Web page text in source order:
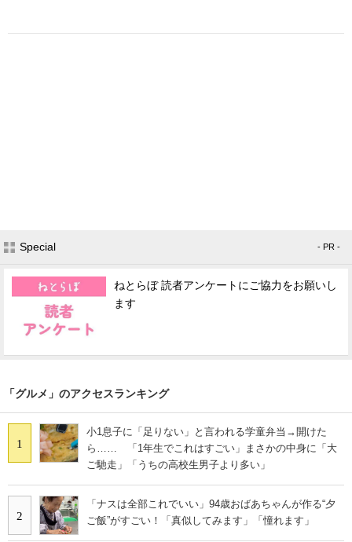
Special - PR -
ねとらぼ 読者アンケートにご協力をお願いし
ます
「グルメ」のアクセスランキング
1
小1息子に「足りない」と言われる学童弁当→開けた
ら…… 「1年生でこれはすごい」まさかの中身に「大
ご馳走」「うちの高校生男子より多い」
2
「ナスは全部これでいい」94歳おばあちゃんが作る“夕
ご飯”がすごい！「真似してみます」「憧れます」